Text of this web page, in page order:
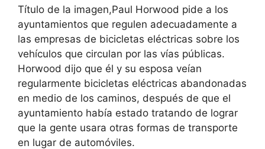
Título de la imagen,Paul Horwood pide a los
ayuntamientos que regulen adecuadamente a
las empresas de bicicletas eléctricas sobre los
vehículos que circulan por las vías públicas.
Horwood dijo que él y su esposa veían
regularmente bicicletas eléctricas abandonadas
en medio de los caminos, después de que el
ayuntamiento había estado tratando de lograr
que la gente usara otras formas de transporte
en lugar de automóviles.